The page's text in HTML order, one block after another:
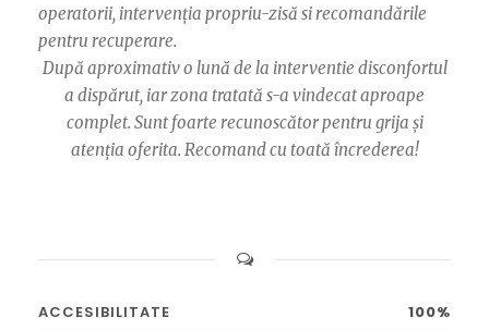
operatorii, intervenția propriu-zisă si recomandările
pentru recuperare.
După aproximativ o lună de la interventie disconfortul
a dispărut, iar zona tratată s-a vindecat aproape
complet. Sunt foarte recunoscător pentru grija și
atenția oferita. Recomand cu toată încrederea!
ACCESIBILITATE 100%